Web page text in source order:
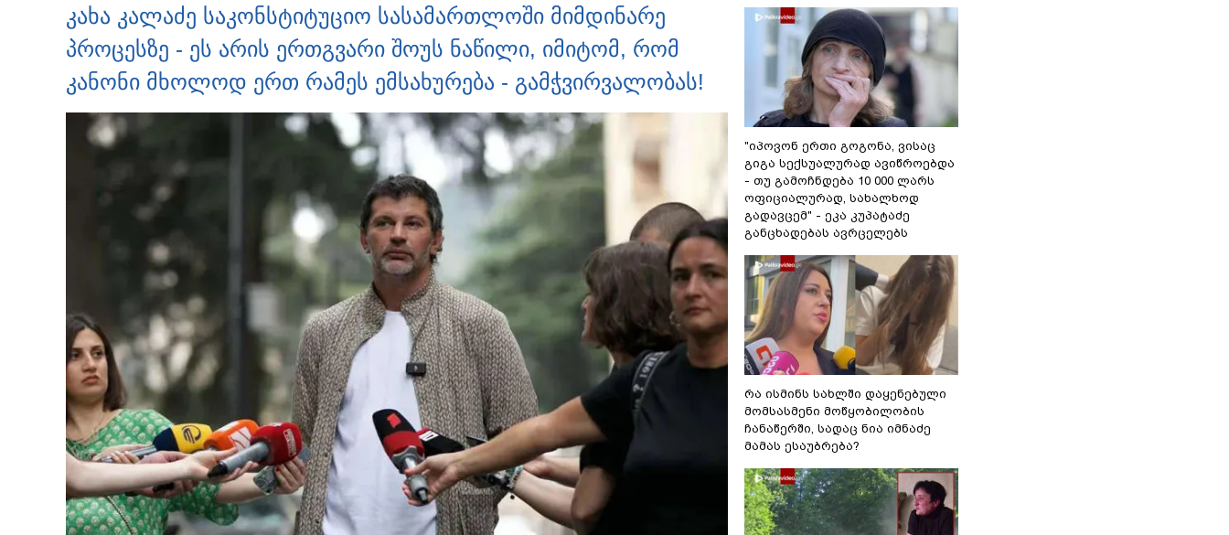
კახა კალაძე საკონსტიტუციო სასამართლოში მიმდინარე
პროცესზე - ეს არის ერთგვარი შოუს ნაწილი, იმიტომ, რომ
კანონი მხოლოდ ერთ რამეს ემსახურება - გამჭვირვალობას!
"იპოვონ ერთი გოგონა, ვისაც
გიგა სექსუალურად ავიწროებდა
- თუ გამოჩნდება 10 000 ლარს
ოფიციალურად, სახალხოდ
გადავცემ" - ეკა კუპატაძე
განცხადებას ავრცელებს
რა ისმინს სახლში დაყენებული
მომსასმენი მოწყობილობის
ჩანაწერში, სადაც ნია იმნაძე
მამას ესაუბრება?